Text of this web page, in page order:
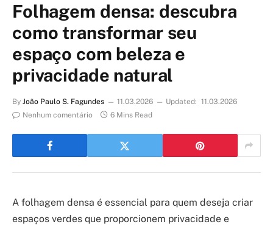
Folhagem densa: descubra
como transformar seu
espaço com beleza e
privacidade natural
By João Paulo S. Fagundes 11.03.2026 Updated: 11.03.2026
Nenhum comentário
6 Mins Read
A folhagem densa é essencial para quem deseja criar
espaços verdes que proporcionem privacidade e